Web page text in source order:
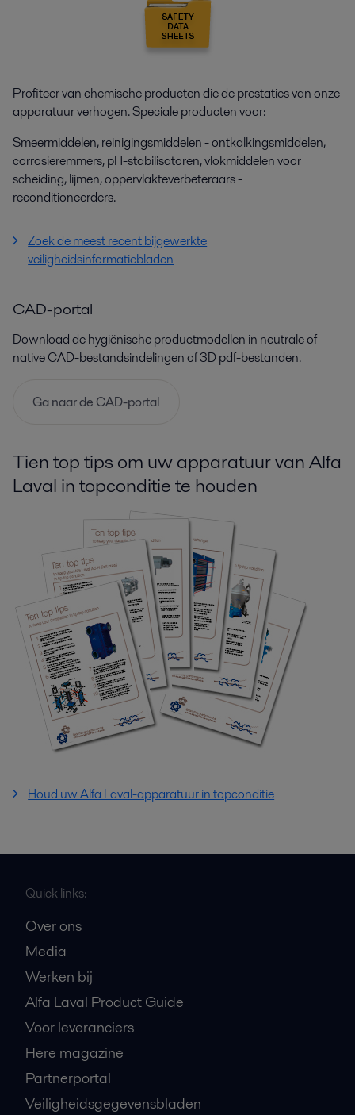
Profiteer van chemische producten die de prestaties van onze
apparatuur verhogen. Speciale producten voor:
Smeermiddelen, reinigingsmiddelen - ontkalkingsmiddelen,
corrosieremmers, pH-stabilisatoren, vlokmiddelen voor
scheiding, lijmen, oppervlakteverbeteraars -
reconditioneerders.
Zoek de meest recent bijgewerkte
veiligheidsinformatiebladen
CAD-portal
Download de hygiënische productmodellen in neutrale of
native CAD-bestandsindelingen of 3D pdf-bestanden.
Ga naar de CAD-portal
Tien top tips om uw apparatuur van Alfa
Laval in topconditie te houden
Houd uw Alfa Laval-apparatuur in topconditie
Quick links:
Over ons
Media
Werken bij
Alfa Laval Product Guide
Voor leveranciers
Here magazine
Partnerportal
Veiligheidsgegevensbladen